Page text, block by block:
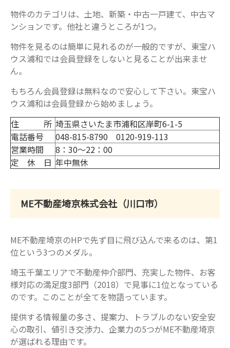
物件のカテゴリは、土地、新築・中古一戸建て、中古マ
ンションです。他社と違うところが1つ。
物件を見るのは簡単に見れるのが一般的ですが、東宝ハ
ウス浦和では会員登録をしないと見ることが出来ませ
ん。
もちろん会員登録は無料なので安心して下さい。東宝ハ
ウス浦和は会員登録から始めましょう。
住 所 埼玉県さいたま市浦和区岸町6-1-5
電話番号
048-815-8790 0120-919-113
営業時間
8：30～22：00
定 休 日 年中無休
ME不動産埼京株式会社（川口市）
ME不動産埼京のHPで先ず目に飛び込んで来るのは、第1
位という3つのメダル。
埼玉千葉エリアで不動産仲介部門、充実した物件、お客
様対応の満足度3部門（2018）で見事に1位となっている
のです。このことが全てを物語っています。
提供する情報量の多さ、提案力、トラブルのない安全安
心の取引、値引き交渉力、企業力の5つがME不動産埼京
が選ばれる理由です。